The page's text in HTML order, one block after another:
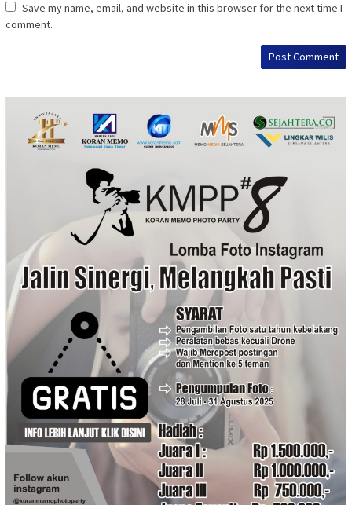
Save my name, email, and website in this browser for the next time I
comment.